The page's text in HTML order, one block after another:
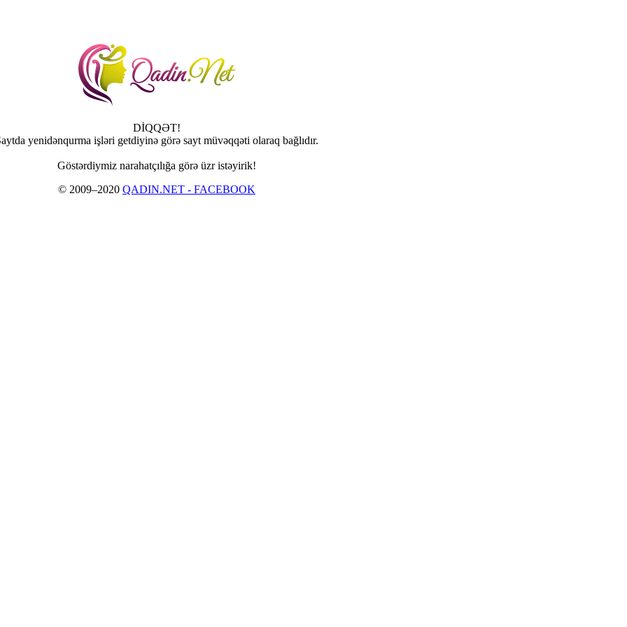
DİQQƏT!
yenidənqurma işləri getdiyinə görə sayt müvəqqəti olaraq bağlıdır.
Göstərdiymiz narahatçılığa görə üzr istəyirik!
© 2009–2020 QADIN.NET - FACEBOOK